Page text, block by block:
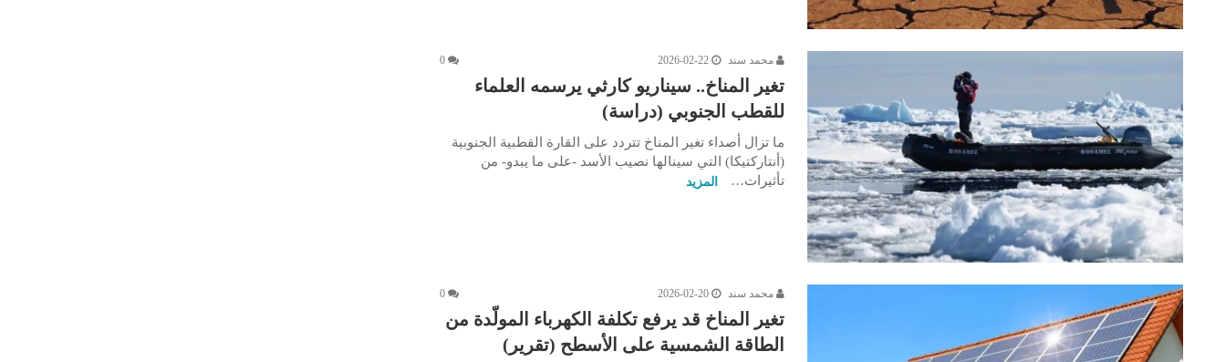
محمد سند 2026-02-22
0
تغير المناخ.. سيناريو كارثي يرسمه العلماء
للقطب الجنوبي (دراسة)
ما تزال أصداء تغير المناخ تتردد على القارة القطبية الجنوبية
(أنتاركتيكا) التي سينالها نصيب الأسد -على ما يبدو- من
تأثيرات…
المزيد
محمد سند 2026-02-20
0
تغير المناخ قد يرفع تكلفة الكهرباء المولّدة من
الطاقة الشمسية على الأسطح (تقرير)